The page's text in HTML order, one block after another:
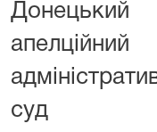
Донецький
апелційний
суд